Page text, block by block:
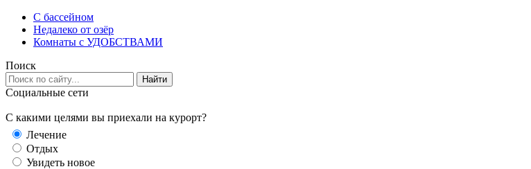
C бассейном
Недалеко от озёр
Комнаты с УДОБСТВАМИ
Поиск
Найти
Социальные сети
С какими целями вы приехали на курорт?
Лечение
Отдых
Увидеть новое